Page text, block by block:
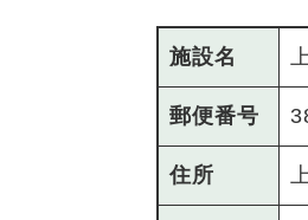
施設名
郵便番号
住所